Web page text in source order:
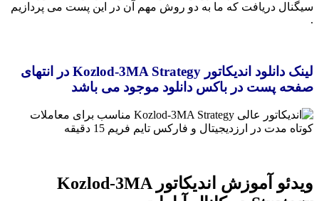
سیگنال دریافت که ما به دو روش مهم آن در این پست می پردازیم
.
لینک دانلود اندیکاتور Kozlod-3MA Strategy در انتهای
صفحه پست در باکس دانلود موجود می باشد
ویدئو آموزش اندیکاتور Kozlod-3MA